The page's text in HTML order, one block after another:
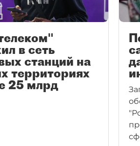
в сеть
станций на
территориях
25 млрд